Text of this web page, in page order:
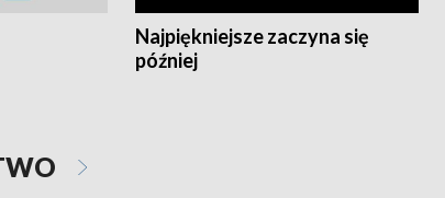
Najpiękniejsze zaczyna się
później